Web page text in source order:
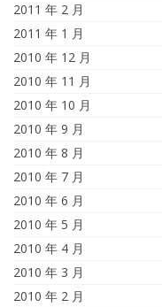
2011 年 2 月
2011 年 1 月
2010 年 12 月
2010 年 11 月
2010 年 10 月
2010 年 9 月
2010 年 8 月
2010 年 7 月
2010 年 6 月
2010 年 5 月
2010 年 4 月
2010 年 3 月
2010 年 2 月